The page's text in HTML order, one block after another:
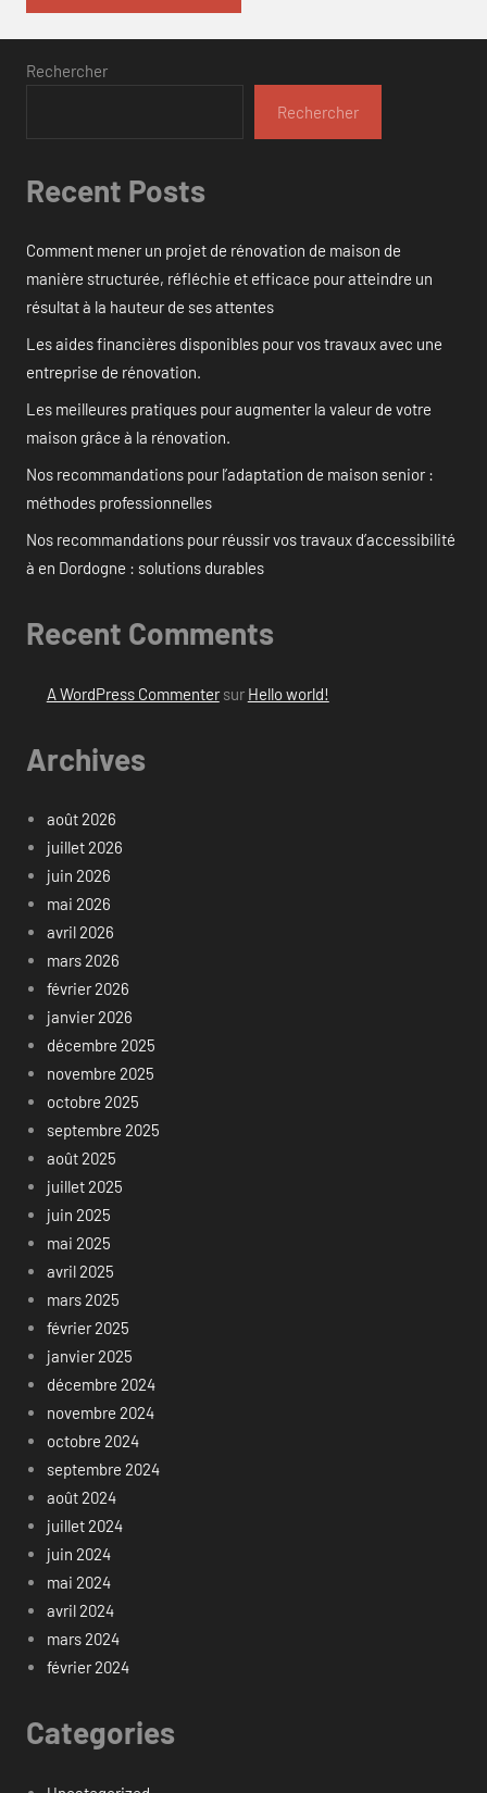
Rechercher
Rechercher
Recent Posts
Comment mener un projet de rénovation de maison de
manière structurée, réfléchie et efficace pour atteindre un
résultat à la hauteur de ses attentes
Les aides financières disponibles pour vos travaux avec une
entreprise de rénovation.
Les meilleures pratiques pour augmenter la valeur de votre
maison grâce à la rénovation.
Nos recommandations pour l’adaptation de maison senior :
méthodes professionnelles
Nos recommandations pour réussir vos travaux d’accessibilité
à en Dordogne : solutions durables
Recent Comments
A WordPress Commentersur Hello world!
Archives
août 2026
juillet 2026
juin 2026
mai 2026
avril 2026
mars 2026
février 2026
janvier 2026
décembre 2025
novembre 2025
octobre 2025
septembre 2025
août 2025
juillet 2025
juin 2025
mai 2025
avril 2025
mars 2025
février 2025
janvier 2025
décembre 2024
novembre 2024
octobre 2024
septembre 2024
août 2024
juillet 2024
juin 2024
mai 2024
avril 2024
mars 2024
février 2024
Categories